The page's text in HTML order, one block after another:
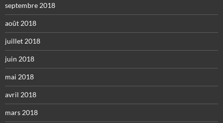
septembre 2018
août 2018
juillet 2018
juin 2018
mai 2018
avril 2018
mars 2018